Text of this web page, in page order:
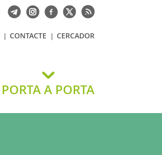
CONTACTE CERCADOR
PORTA A PORTA